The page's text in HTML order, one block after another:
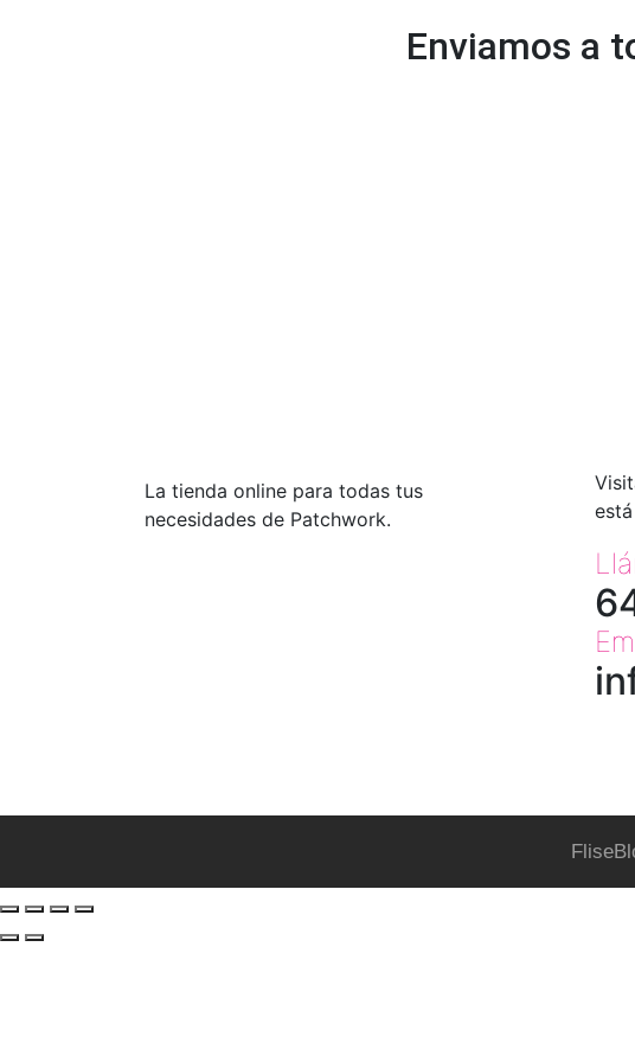
Enviamos a
La tienda online para todas tus
necesidades de Patchwork.